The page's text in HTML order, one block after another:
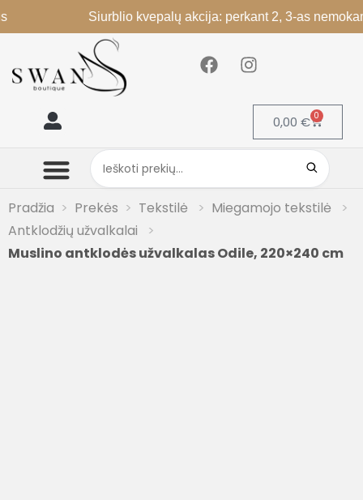
Siurblio kvepalų akcija: perkant 2, 3-as nemokamai;
0,00 € 0
Pradžia Prekės Tekstilė
Miegamojo tekstilė
Antklodžių užvalkalai
Muslino antklodės užvalkalas Odile, 220×240 cm